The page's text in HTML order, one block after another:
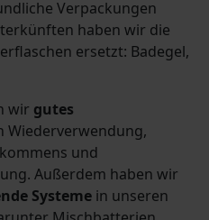
Verpackungen
haben wir die
ersetzt: Badegel,
wir gutes
Wiederverwendung,
und
Außerdem haben wir
Systeme in unseren